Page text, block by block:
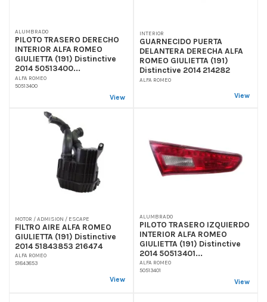
ALUMBRADO
PILOTO TRASERO DERECHO
INTERIOR ALFA ROMEO
GIULIETTA (191) Distinctive
2014 50513400...
ALFA ROMEO
50513400
View
INTERIOR
GUARNECIDO PUERTA
DELANTERA DERECHA ALFA
ROMEO GIULIETTA (191)
Distinctive 2014 214282
ALFA ROMEO
View
MOTOR / ADMISION / ESCAPE
FILTRO AIRE ALFA ROMEO
GIULIETTA (191) Distinctive
2014 51843853 216474
ALFA ROMEO
51843853
View
ALUMBRADO
PILOTO TRASERO IZQUIERDO
INTERIOR ALFA ROMEO
GIULIETTA (191) Distinctive
2014 50513401...
ALFA ROMEO
50513401
View